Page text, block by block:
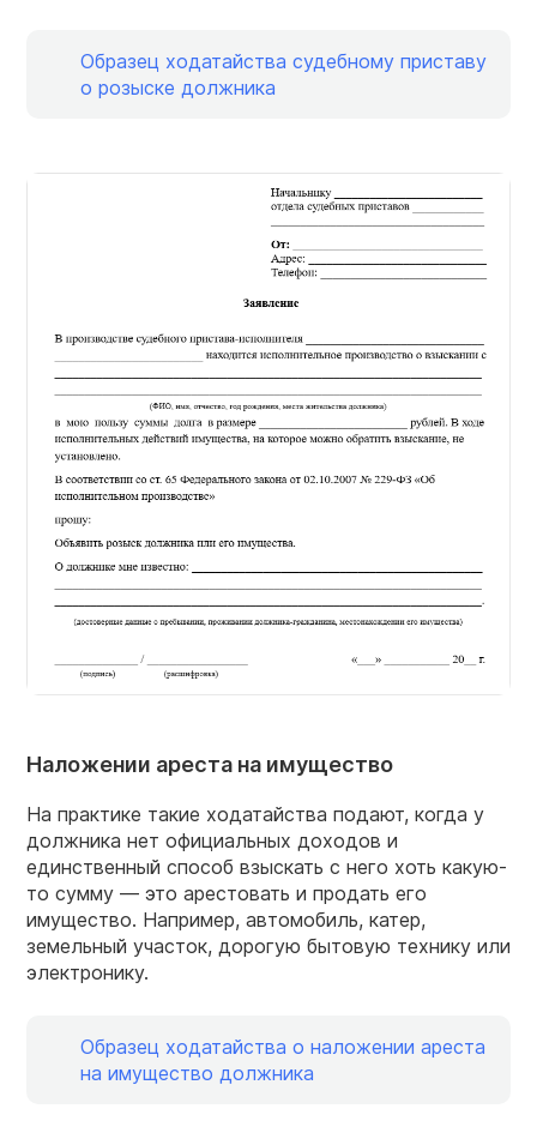
Образец ходатайства судебному приставу
о розыске должника
Наложении ареста на имущество
На практике такие ходатайства подают, когда у
должника нет официальных доходов и
единственный способ взыскать с него хоть какую-
то сумму — это арестовать и продать его
имущество. Например, автомобиль, катер,
земельный участок, дорогую бытовую технику или
электронику.
Образец ходатайства о наложении ареста
на имущество должника